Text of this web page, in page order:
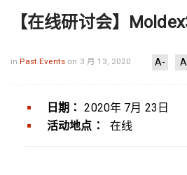
【在线研讨会】
inPast Events on 3 月 13, 2020 A- A
日期：
2020年 7月 23日
活动地点：
在线